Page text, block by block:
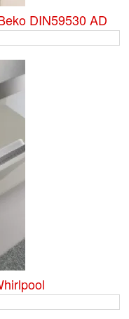
DIN59530 AD